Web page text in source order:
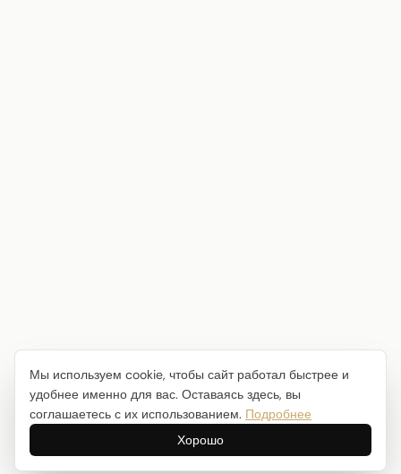
Мы используем cookie, чтобы сайт работал быстрее и
удобнее именно для вас. Оставаясь здесь, вы
соглашаетесь с их использованием. Подробнее
Хорошо